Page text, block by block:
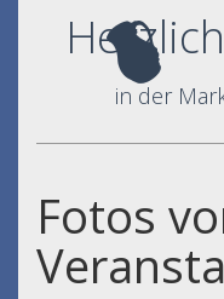
in der
Fotos